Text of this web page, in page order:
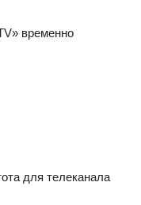
временно
для телеканала